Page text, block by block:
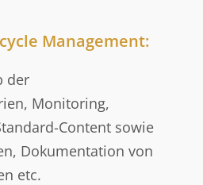
Management:
der
Monitoring,
Content sowie
Dokumentation von
etc.